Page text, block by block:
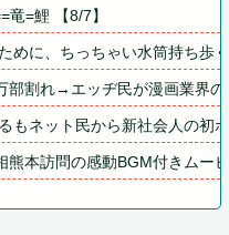
竜=鯉 【8/7】
めに、ちっちゃい水筒持ち歩
部割れ→エッヂ民が漫画業界
もネット民から新社会人の初
熊本訪問の感動BGM付きムー